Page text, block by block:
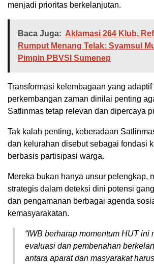
menjadi prioritas berkelanjutan.
Baca Juga: Aklamasi 264 Klub,
Rumput Menang Telak: Syamsul
Pimpin PBVSI Sumenep
Transformasi kelembagaan yang adaptif
perkembangan zaman dinilai penting
Satlinmas tetap relevan dan dipercaya
Tak kalah penting, keberadaan
dan kelurahan disebut sebagai fondasi
berbasis partisipasi warga.
Mereka bukan hanya unsur pelengkap,
strategis dalam deteksi dini potensi
dan pengamanan berbagai agenda
kemasyarakatan.
“IWB berharap momentum HUT ini
evaluasi dan pembenahan
antara aparat dan masyarakat